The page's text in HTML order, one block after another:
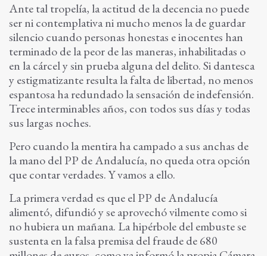
Ante tal tropelía, la actitud de la decencia no puede
ser ni contemplativa ni mucho menos la de guardar
silencio cuando personas honestas e inocentes han
terminado de la peor de las maneras, inhabilitadas o
en la cárcel y sin prueba alguna del delito. Si dantesca
y estigmatizante resulta la falta de libertad, no menos
espantosa ha redundado la sensación de indefensión.
Trece interminables años, con todos sus días y todas
sus largas noches.
Pero cuando la mentira ha campado a sus anchas de
la mano del PP de Andalucía, no queda otra opción
que contar verdades. Y vamos a ello.
La primera verdad es que el PP de Andalucía
alimentó, difundió y se aprovechó vilmente como si
no hubiera un mañana. La hipérbole del embuste se
sustenta en la falsa premisa del fraude de 680